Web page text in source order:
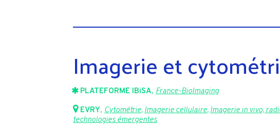
Imagerie et
PLATEFORME IBiSA,France-BioImaging
EVRY,Cytométrie,Imagerie cellulaire,Imagerie in vivo,
technologies émergentes